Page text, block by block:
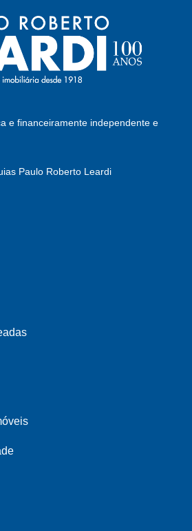
e financeiramente independente e
Paulo Roberto Leardi